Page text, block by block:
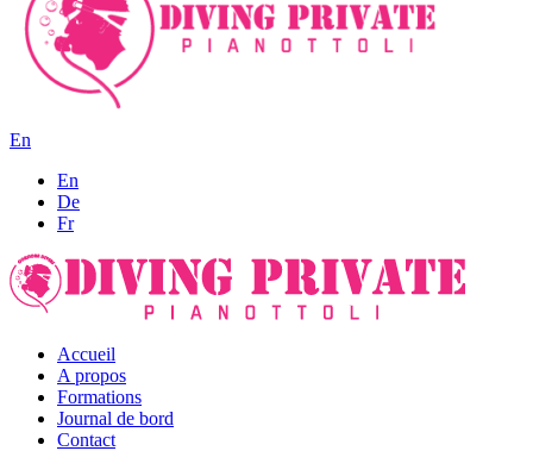
En
En
De
Fr
Accueil
A propos
Formations
Journal de bord
Contact